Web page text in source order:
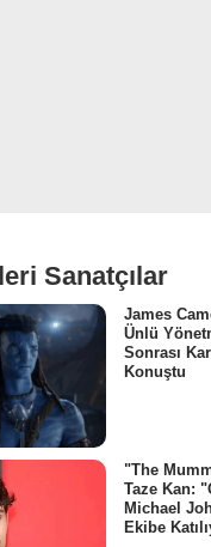
Sanatçılar
James
Ünlü
Sonrası
Konuştu
"The
Taze Kan:
Michael
Ekibe